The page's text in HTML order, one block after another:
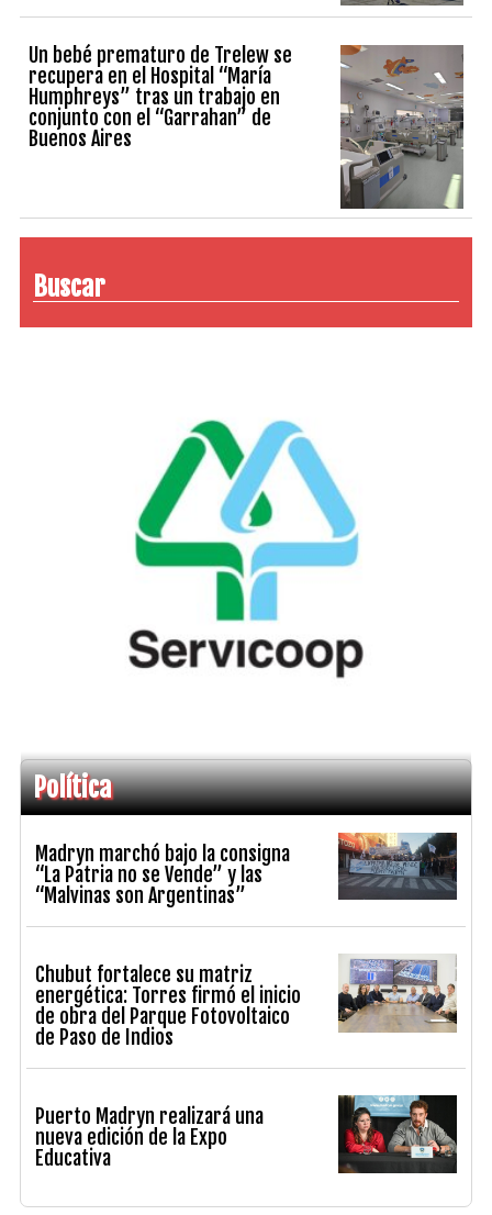
Un bebé prematuro de Trelew se
recupera en el Hospital “María
Humphreys” tras un trabajo en
conjunto con el “Garrahan” de
Buenos Aires
Buscar
Política
Madryn marchó bajo la consigna
“La Patria no se Vende” y las
“Malvinas son Argentinas”
Chubut fortalece su matriz
energética: Torres firmó el inicio
de obra del Parque Fotovoltaico
de Paso de Indios
Puerto Madryn realizará una
nueva edición de la Expo
Educativa